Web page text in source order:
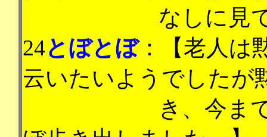
なしに見
24とぼとぼ：【老人は
云いたいようでしたが
き、今ま